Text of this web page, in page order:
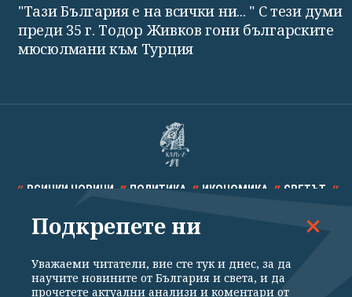
"Тази България е на всички ни... " С тези думи
преди 35 г. Тодор Живков гони българските
мюсюлмани към Турция
ВСИЧКИ НОВИНИ ПОЛИТИКА ИКОНОМИКА СВЕТЪТ
СПОРТ КУЛТУРА ТЕХНОЛОГИИ КАЛЕЙДОСКОП
Подкрепете ни
Уважаеми читатели, вие сте тук и днес, за да
научите новините от България и света, и да
прочетете актуални анализи и коментари от